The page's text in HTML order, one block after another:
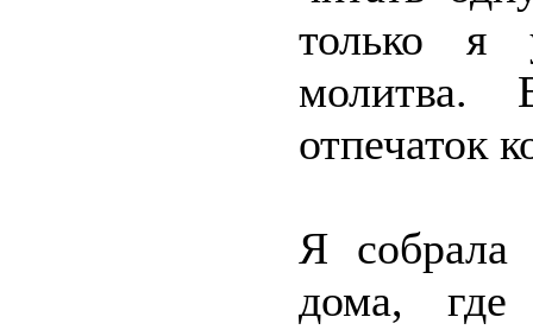
только я
отпечаток
Я собрала
дома,